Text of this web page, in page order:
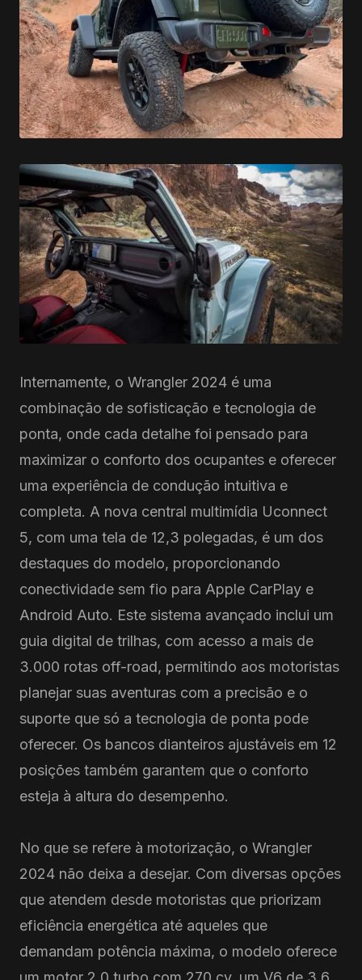
Internamente, o Wrangler 2024 é uma
combinação de sofisticação e tecnologia de
ponta, onde cada detalhe foi pensado para
maximizar o conforto dos ocupantes e oferecer
uma experiência de condução intuitiva e
completa. A nova central multimídia Uconnect
5, com uma tela de 12,3 polegadas, é um dos
destaques do modelo, proporcionando
conectividade sem fio para Apple CarPlay e
Android Auto. Este sistema avançado inclui um
guia digital de trilhas, com acesso a mais de
3.000 rotas off-road, permitindo aos motoristas
planejar suas aventuras com a precisão e o
suporte que só a tecnologia de ponta pode
oferecer. Os bancos dianteiros ajustáveis em 12
posições também garantem que o conforto
esteja à altura do desempenho.
No que se refere à motorização, o Wrangler
2024 não deixa a desejar. Com diversas opções
que atendem desde motoristas que priorizam
eficiência energética até aqueles que
demandam potência máxima, o modelo oferece